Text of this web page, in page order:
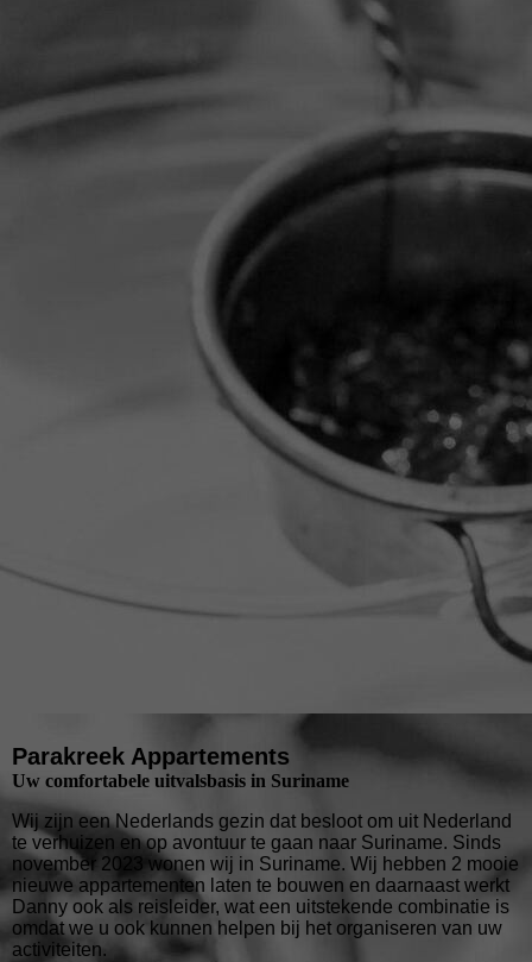
Parakreek Appartements
Uw comfortabele uitvalsbasis in Suriname
Wij zijn een Nederlands gezin dat besloot om uit Nederland
te verhuizen en op avontuur te gaan naar Suriname. Sinds
november 2023 wonen wij in Suriname. Wij hebben 2 mooie
nieuwe appartementen laten te bouwen en daarnaast werkt
Danny ook als reisleider, wat een uitstekende combinatie is
omdat we u ook kunnen helpen bij het organiseren van uw
activiteiten.